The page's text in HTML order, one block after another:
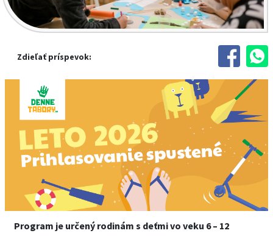
Zdieľať príspevok:
Program je určený rodinám s deťmi vo veku 6 – 12